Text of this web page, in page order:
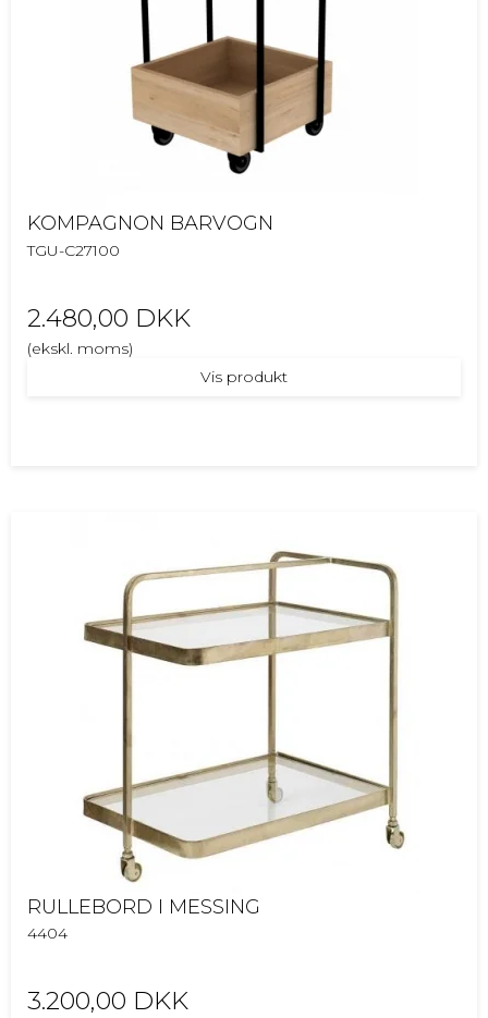
KOMPAGNON BARVOGN
TGU-C27100
2.480,00 DKK
(ekskl. moms)
Vis produkt
RULLEBORD I MESSING
4404
3.200,00 DKK